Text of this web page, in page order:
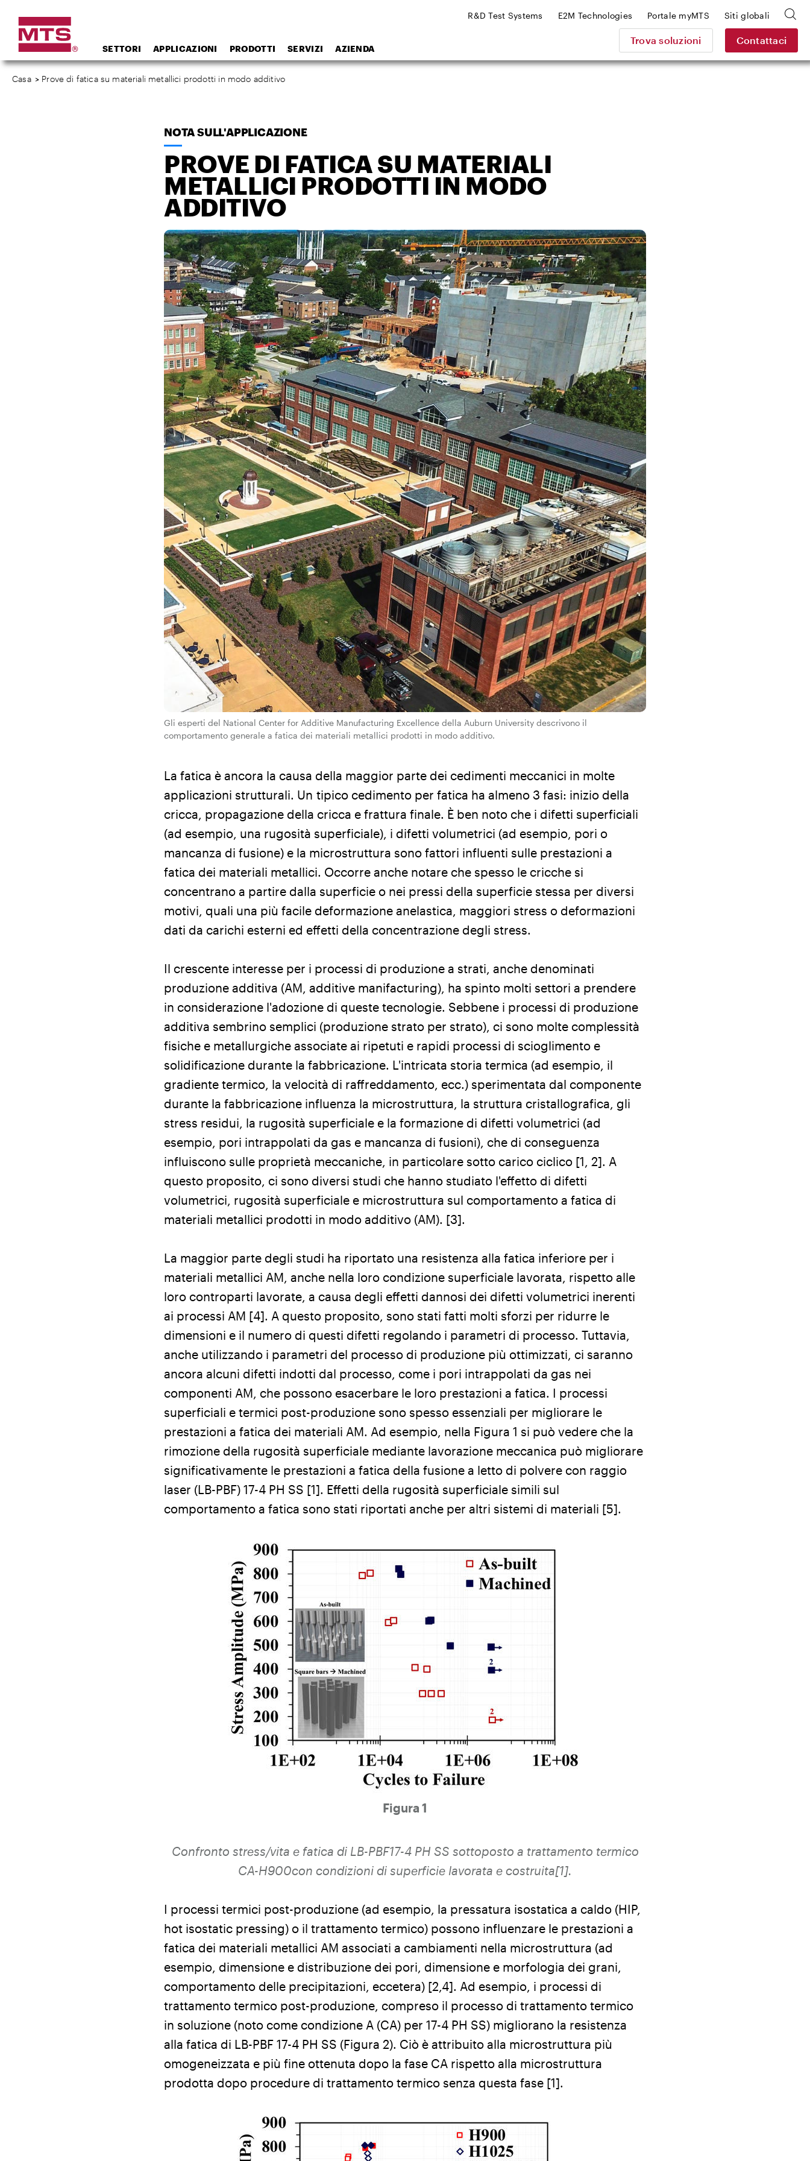
SETTORI APPLICAZIONI PRODOTTI SERVIZI AZIENDA
Trova soluzioni Contattaci
R&D Test Systems E2M Technologies Portale myMTS Siti globali
Casa > Prove di fatica su materiali metallici prodotti in modo additivo
NOTA SULL'APPLICAZIONE
PROVE DI FATICA SU MATERIALI
METALLICI PRODOTTI IN MODO
ADDITIVO
Gli esperti del National Center for Additive Manufacturing Excellence della Auburn University descrivono il
comportamento generale a fatica dei materiali metallici prodotti in modo additivo.
La fatica è ancora la causa della maggior parte dei cedimenti meccanici in molte
applicazioni strutturali. Un tipico cedimento per fatica ha almeno 3 fasi: inizio della
cricca, propagazione della cricca e frattura finale. È ben noto che i difetti superficiali
(ad esempio, una rugosità superficiale), i difetti volumetrici (ad esempio, pori o
mancanza di fusione) e la microstruttura sono fattori influenti sulle prestazioni a
fatica dei materiali metallici. Occorre anche notare che spesso le cricche si
concentrano a partire dalla superficie o nei pressi della superficie stessa per diversi
motivi, quali una più facile deformazione anelastica, maggiori stress o deformazioni
dati da carichi esterni ed effetti della concentrazione degli stress.
Il crescente interesse per i processi di produzione a strati, anche denominati
produzione additiva (AM, additive manifacturing), ha spinto molti settori a prendere
in considerazione l'adozione di queste tecnologie. Sebbene i processi di produzione
additiva sembrino semplici (produzione strato per strato), ci sono molte complessità
fisiche e metallurgiche associate ai ripetuti e rapidi processi di scioglimento e
solidificazione durante la fabbricazione. L'intricata storia termica (ad esempio, il
gradiente termico, la velocità di raffreddamento, ecc.) sperimentata dal componente
durante la fabbricazione influenza la microstruttura, la struttura cristallografica, gli
stress residui, la rugosità superficiale e la formazione di difetti volumetrici (ad
esempio, pori intrappolati da gas e mancanza di fusioni), che di conseguenza
influiscono sulle proprietà meccaniche, in particolare sotto carico ciclico [1, 2]. A
questo proposito, ci sono diversi studi che hanno studiato l'effetto di difetti
volumetrici, rugosità superficiale e microstruttura sul comportamento a fatica di
materiali metallici prodotti in modo additivo (AM). [3].
La maggior parte degli studi ha riportato una resistenza alla fatica inferiore per i
materiali metallici AM, anche nella loro condizione superficiale lavorata, rispetto alle
loro controparti lavorate, a causa degli effetti dannosi dei difetti volumetrici inerenti
ai processi AM [4]. A questo proposito, sono stati fatti molti sforzi per ridurre le
dimensioni e il numero di questi difetti regolando i parametri di processo. Tuttavia,
anche utilizzando i parametri del processo di produzione più ottimizzati, ci saranno
ancora alcuni difetti indotti dal processo, come i pori intrappolati da gas nei
componenti AM, che possono esacerbare le loro prestazioni a fatica. I processi
superficiali e termici post-produzione sono spesso essenziali per migliorare le
prestazioni a fatica dei materiali AM. Ad esempio, nella Figura 1 si può vedere che la
rimozione della rugosità superficiale mediante lavorazione meccanica può migliorare
significativamente le prestazioni a fatica della fusione a letto di polvere con raggio
laser (LB-PBF) 17-4 PH SS [1]. Effetti della rugosità superficiale simili sul
comportamento a fatica sono stati riportati anche per altri sistemi di materiali [5].
Figura 1
Confronto stress/vita e fatica di LB-PBF17-4 PH SS sottoposto a trattamento termico
CA-H900con condizioni di superficie lavorata e costruita[1].
I processi termici post-produzione (ad esempio, la pressatura isostatica a caldo (HIP,
hot isostatic pressing) o il trattamento termico) possono influenzare le prestazioni a
fatica dei materiali metallici AM associati a cambiamenti nella microstruttura (ad
esempio, dimensione e distribuzione dei pori, dimensione e morfologia dei grani,
comportamento delle precipitazioni, eccetera) [2,4]. Ad esempio, i processi di
trattamento termico post-produzione, compreso il processo di trattamento termico
in soluzione (noto come condizione A (CA) per 17-4 PH SS) migliorano la resistenza
alla fatica di LB-PBF 17-4 PH SS (Figura 2). Ciò è attribuito alla microstruttura più
omogeneizzata e più fine ottenuta dopo la fase CA rispetto alla microstruttura
prodotta dopo procedure di trattamento termico senza questa fase [1].